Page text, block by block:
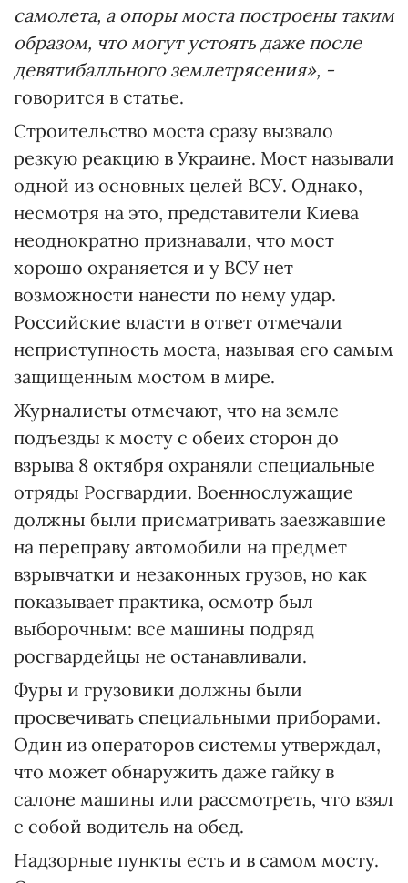
самолета, а опоры моста построены таким
образом, что могут устоять даже после
девятибалльного землетрясения», -
говорится в статье.
Строительство моста сразу вызвало
резкую реакцию в Украине. Мост называли
одной из основных целей ВСУ. Однако,
несмотря на это, представители Киева
неоднократно признавали, что мост
хорошо охраняется и у ВСУ нет
возможности нанести по нему удар.
Российские власти в ответ отмечали
неприступность моста, называя его самым
защищенным мостом в мире.
Журналисты отмечают, что на земле
подъезды к мосту с обеих сторон до
взрыва 8 октября охраняли специальные
отряды Росгвардии. Военнослужащие
должны были присматривать заезжавшие
на переправу автомобили на предмет
взрывчатки и незаконных грузов, но как
показывает практика, осмотр был
выборочным: все машины подряд
росгвардейцы не останавливали.
Фуры и грузовики должны были
просвечивать специальными приборами.
Один из операторов системы утверждал,
что может обнаружить даже гайку в
салоне машины или рассмотреть, что взял
с собой водитель на обед.
Надзорные пункты есть и в самом мосту.